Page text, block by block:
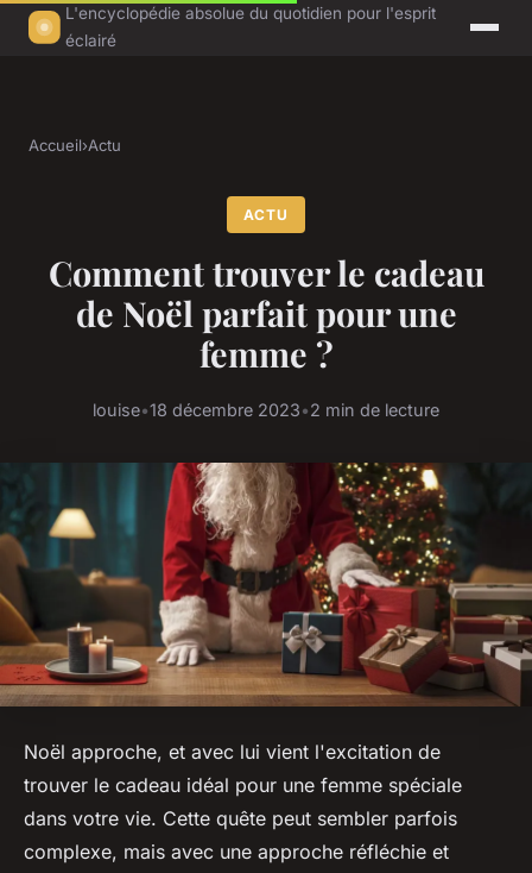
L'encyclopédie absolue du quotidien pour l'esprit
éclairé
Accueil›Actu
ACTU
Comment trouver le cadeau
de Noël parfait pour une
femme ?
louise•18 décembre 2023•2 min de lecture
Noël approche, et avec lui vient l'excitation de
trouver le cadeau idéal pour une femme spéciale
dans votre vie. Cette quête peut sembler parfois
complexe, mais avec une approche réfléchie et